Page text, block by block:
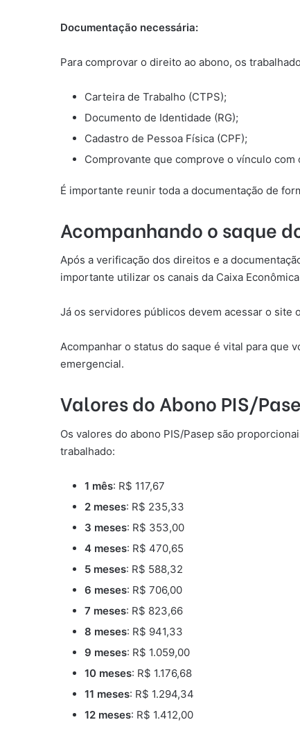
Documentação necessária:
Para comprovar o direito ao abono, os
Carteira de Trabalho (CTPS);
Documento de Identidade (RG);
Cadastro de Pessoa Física (CPF);
Comprovante que comprove o vínculo
É importante reunir toda a documentação de
Acompanhando o saque
Após a verificação dos direitos e a
importante utilizar os canais da Caixa
Já os servidores públicos devem acessar o site
Acompanhar o status do saque é vital para que
emergencial.
Valores do Abono PIS/
Os valores do abono PIS/Pasep são
trabalhado:
1 mês: R$ 117,67
2 meses: R$ 235,33
3 meses: R$ 353,00
4 meses: R$ 470,65
5 meses: R$ 588,32
6 meses: R$ 706,00
7 meses: R$ 823,66
8 meses: R$ 941,33
9 meses: R$ 1.059,00
10 meses: R$ 1.176,68
11 meses: R$ 1.294,34
12 meses: R$ 1.412,00